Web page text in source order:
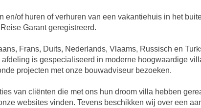
en/of huren of verhuren van een vakantiehuis in het
Garant geregistreerd.
Frans, Duits, Nederlands, Vlaams, Russisch en
is gespecialiseerd in moderne hoogwaardige
projecten met onze bouwadviseur bezoeken.
van cliënten die met ons hun droom villa hebben
websites vinden. Tevens beschikken wij over een